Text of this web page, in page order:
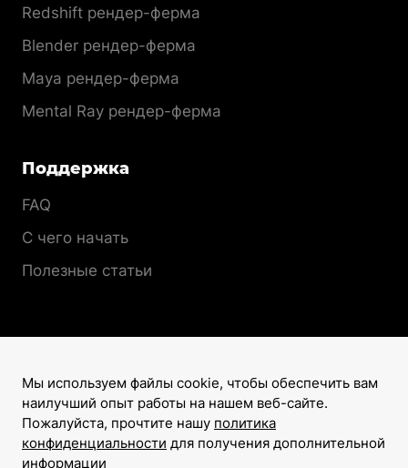
Redshift рендер-ферма
Blender рендер-ферма
Maya рендер-ферма
Mental Ray рендер-ферма
Поддержка
FAQ
С чего начать
Полезные статьи
Лицензионный договор
Политика конфиденциальности
Мы используем файлы cookie, чтобы обеспечить вам
наилучший опыт работы на нашем веб-сайте.
Пожалуйста, прочтите нашу политика
конфиденциальности для получения дополнительной
информации